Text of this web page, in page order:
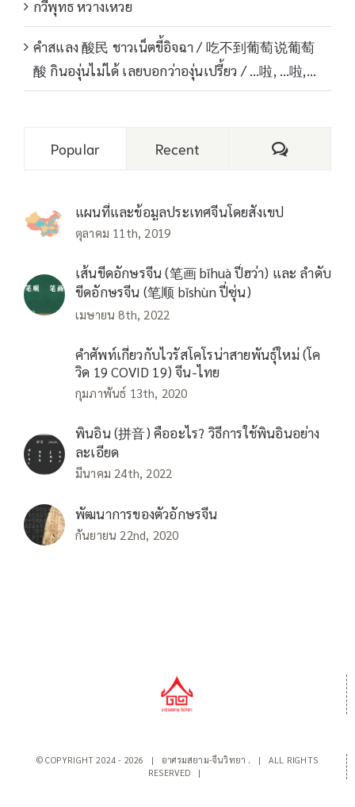
กวีพุทธ หวางเหวย
คำสแลง 酸民 ชาวเน็ตขี้อิจฉา / 吃不到葡萄说葡萄
酸 กินองุ่นไม่ได้ เลยบอกว่าองุ่นเปรี้ยว / …啦, …啦,…
Popular Recent Comments
แผนที่และข้อมูลประเทศจีนโดยสังเขป
ตุลาคม 11th, 2019
เส้นขีดอักษรจีน (笔画 bǐhuà ปี่ฮว่า) และ ลำดับ
ขีดอักษรจีน (笔顺 bǐshùn ปี่ซุ่น)
เมษายน 8th, 2022
คำศัพท์เกี่ยวกับไวรัสโคโรน่าสายพันธุ์ใหม่ (โค
วิด 19 COVID 19) จีน-ไทย
กุมภาพันธ์ 13th, 2020
พินอิน (拼音) คืออะไร? วิธีการใช้พินอินอย่าง
ละเอียด
มีนาคม 24th, 2022
พัฒนาการของตัวอักษรจีน
กันยายน 22nd, 2020
© COPYRIGHT 2024 - 2026 | อาศรมสยาม-จีนวิทยา .
| ALL RIGHTS
RESERVED |